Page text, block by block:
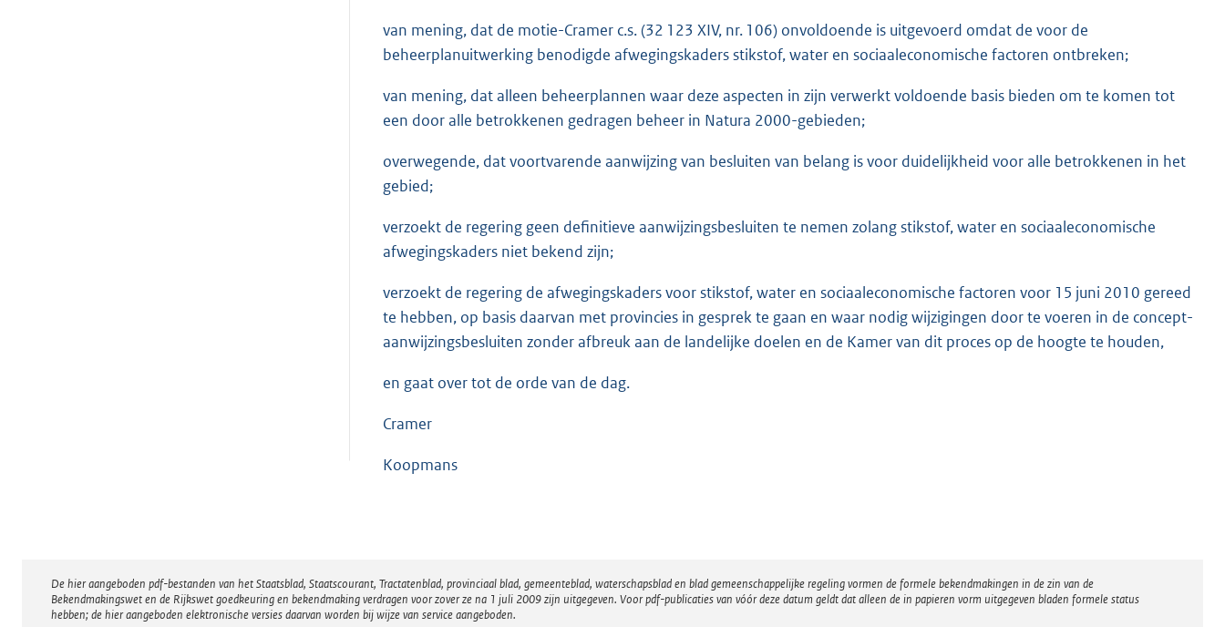
b
van mening, dat de motie-Cramer c.s. (32 123 XIV, nr. 106) onvoldoende is uitgevoerd omdat de voor de
beheerplanuitwerking benodigde afwegingskaders stikstof, water en sociaaleconomische factoren ontbreken;
van mening, dat alleen beheerplannen waar deze aspecten in zijn verwerkt voldoende basis bieden om te komen tot
een door alle betrokkenen gedragen beheer in Natura 2000-gebieden;
overwegende, dat voortvarende aanwijzing van besluiten van belang is voor duidelijkheid voor alle betrokkenen in het
gebied;
verzoekt de regering geen definitieve aanwijzingsbesluiten te nemen zolang stikstof, water en sociaaleconomische
afwegingskaders niet bekend zijn;
verzoekt de regering de afwegingskaders voor stikstof, water en sociaaleconomische factoren voor 15 juni 2010 gereed
te hebben, op basis daarvan met provincies in gesprek te gaan en waar nodig wijzigingen door te voeren in de concept-
aanwijzingsbesluiten zonder afbreuk aan de landelijke doelen en de Kamer van dit proces op de hoogte te houden,
en gaat over tot de orde van de dag.
Cramer
Koopmans
Disclaimer
De hier aangeboden pdf-bestanden van het Staatsblad, Staatscourant, Tractatenblad, provinciaal blad, gemeenteblad, waterschapsblad en blad gemeenschappelijke regeling vormen de formele bekendmakingen in de zin van de
Bekendmakingswet en de Rijkswet goedkeuring en bekendmaking verdragen voor zover ze na 1 juli 2009 zijn uitgegeven. Voor pdf-publicaties van vóór deze datum geldt dat alleen de in papieren vorm uitgegeven bladen formele status
hebben; de hier aangeboden elektronische versies daarvan worden bij wijze van service aangeboden.